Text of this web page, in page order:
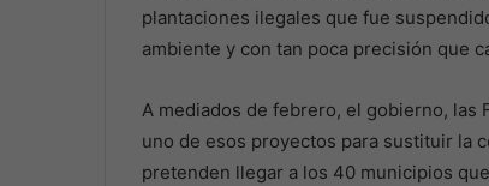
plantaciones ilegales que fue
ambiente y con tan poca precisión que
A mediados de febrero, el gobierno, las
uno de esos proyectos para sustituir la
pretenden llegar a los 40 municipios